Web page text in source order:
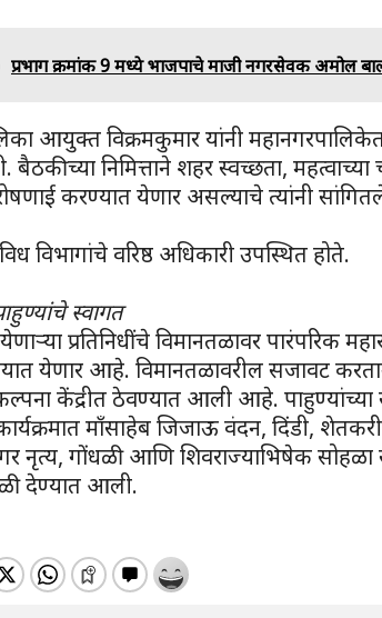
प्रभाग क्रमांक 9 मध्ये भाजपाचे माजी नगरसेवक अमोल
आयुक्त विक्रमकुमार यांनी
बैठकीच्या निमित्ताने शहर स्वच्छता,
रोषणाई करण्यात येणार असल्याचे त्यांनी
विभागांचे वरिष्ठ अधिकारी उपस्थित होते.
स्वागत
प्रतिनिधींचे विमानतळावर पारंपरिक
येणार आहे. विमानतळावरील सजावट
केंद्रीत ठेवण्यात आली आहे. पाहुण्यांच्या
माँसाहेब जिजाऊ वंदन, दिंडी,
नृत्य, गोंधळी आणि शिवराज्याभिषेक
देण्यात आली.